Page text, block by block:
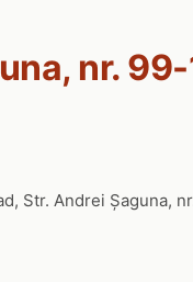
nr.
Str. Andrei Șaguna,